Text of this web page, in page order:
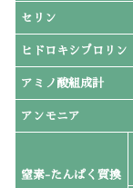
セリン
ヒドロキシプロリン
アミノ酸組成計
アンモニア
窒素-たんぱく質換